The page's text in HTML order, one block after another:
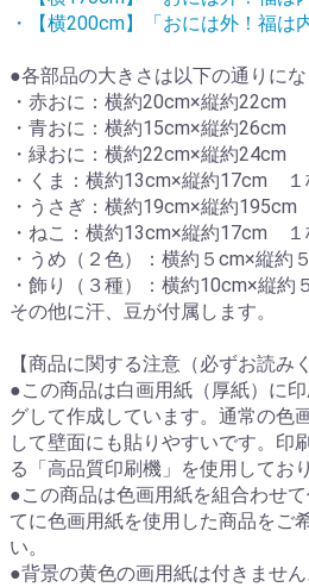
・【横200cm】「おには外！福は
●各部品の大きさは以下の通りにな
・赤おに：横約20cm×縦約22cm
・青おに：横約15cm×縦約26cm
・緑おに：横約22cm×縦約24cm
・くま：横約13cm×縦約17cm １
・うさぎ：横約19cm×縦約
・ねこ：横約13cm×縦約17cm １
・うめ（２色）：横約５cm×縦
・飾り（３種）：横約10cm×縦
その他に汗、豆が付属します。
【商品に関する注意（必ずお読み
●この商品は白画用紙（厚紙）に
グして作成しています。通常の色
して壁面にも貼りやすいです。印
る「高品質印刷機」を使用してお
●この商品は色画用紙を組合わせ
てに色画用紙を使用した商品をご
い。
●背景の黄色の画用紙は付きませ